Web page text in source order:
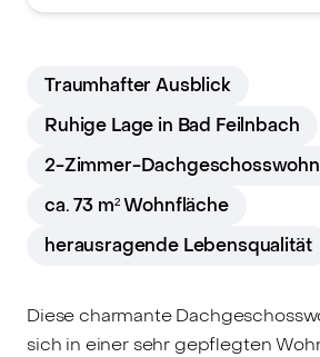
Traumhafter Ausblick
Ruhige Lage in Bad Feilnbach
2-Zimmer-
ca. 73 m² Wohnfläche
herausragende Lebensqualität
Diese charmante
sich in einer sehr gepflegten